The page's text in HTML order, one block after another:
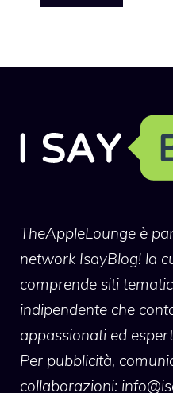
TheAppleLounge è
network IsayBlog! la
comprende siti
indipendente che
appassionati ed
Per pubblicità,
collaborazioni: